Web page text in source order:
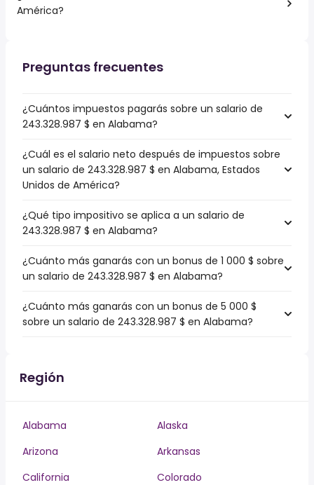
América?
Preguntas frecuentes
¿Cuántos impuestos pagarás sobre un salario de
243.328.987 $ en Alabama?
¿Cuál es el salario neto después de impuestos sobre
un salario de 243.328.987 $ en Alabama, Estados
Unidos de América?
¿Qué tipo impositivo se aplica a un salario de
243.328.987 $ en Alabama?
¿Cuánto más ganarás con un bonus de 1 000 $ sobre
un salario de 243.328.987 $ en Alabama?
¿Cuánto más ganarás con un bonus de 5 000 $
sobre un salario de 243.328.987 $ en Alabama?
Región
Alabama
Alaska
Arizona
Arkansas
California
Colorado